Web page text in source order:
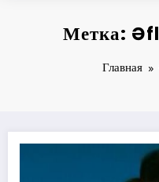
Метка:
Главная